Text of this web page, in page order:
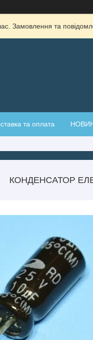
Замовлення та
та оплата
КОНДЕНСАТОР